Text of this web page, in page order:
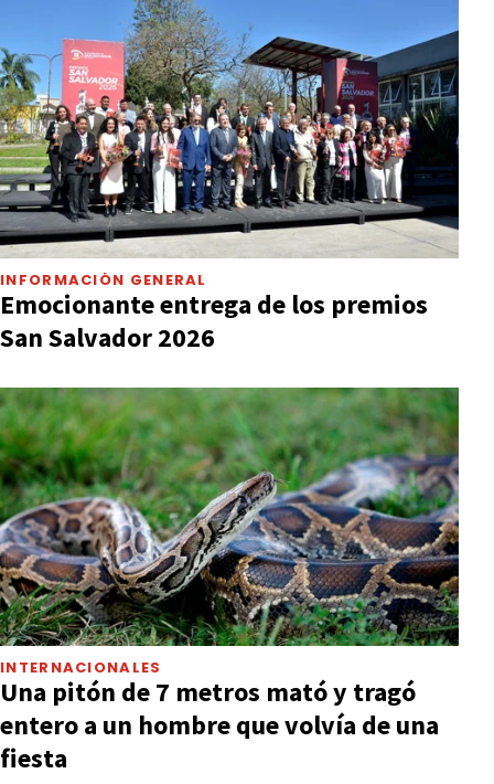
INFORMACIÓN GENERAL
Emocionante entrega de los premios
San Salvador 2026
INTERNACIONALES
Una pitón de 7 metros mató y tragó
entero a un hombre que volvía de una
fiesta